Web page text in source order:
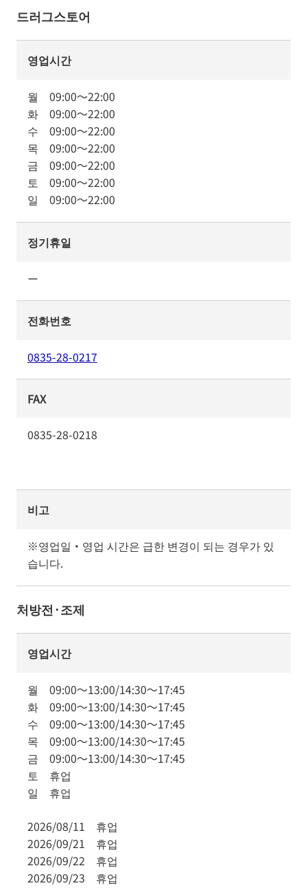
드러그스토어
영업시간
월 09:00～22:00
화 09:00～22:00
수 09:00～22:00
목 09:00～22:00
금 09:00～22:00
토 09:00～22:00
일 09:00～22:00
정기휴일
ー
전화번호
0835-28-0217
FAX
0835-28-0218
비고
※영업일・영업 시간은 급한 변경이 되는 경우가 있
습니다.
처방전·조제
영업시간
월 09:00～13:00/14:30～17:45
화 09:00～13:00/14:30～17:45
수 09:00～13:00/14:30～17:45
목 09:00～13:00/14:30～17:45
금 09:00～13:00/14:30～17:45
토 휴업
일 휴업
2026/08/11 휴업
2026/09/21 휴업
2026/09/22 휴업
2026/09/23 휴업